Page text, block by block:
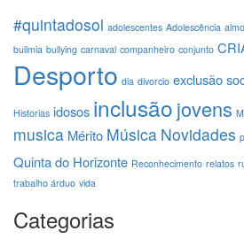
#quintadosol adolescentes Adolescência
bulimia bullying carnaval companheiro conjunto
Desporto dia divorcio exclusão
Historias idosos inclusãojovens
musica Mérito Música Novidades
Quinta do Horizonte Reconhecimento relatos
trabalho árduo vida
Categorias